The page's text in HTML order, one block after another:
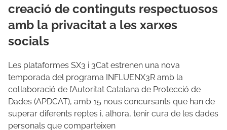
creació de continguts respectuosos
amb la privacitat a les xarxes
socials
Les plataformes SX3 i 3Cat estrenen una nova
temporada del programa INFLUENX3R amb la
col·laboració de l’Autoritat Catalana de Protecció de
Dades (APDCAT), amb 15 nous concursants que han de
superar diferents reptes i, alhora, tenir cura de les dades
personals que comparteixen